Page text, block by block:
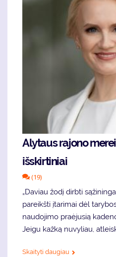
Alytaus rajono
išskirtiniai
(19)
„Daviau žodį dirbti
pareikšti įtarimai dėl
naudojimo praėjusią
Jeigu kažką nuvyliau,
Skaityti daugiau